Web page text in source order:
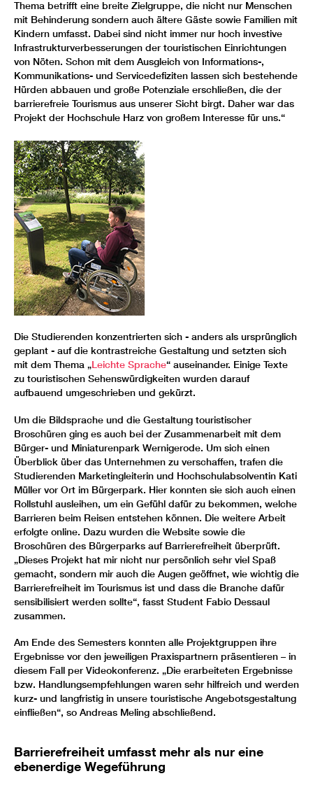
Thema betrifft eine breite Zielgruppe, die nicht nur Menschen
mit Behinderung sondern auch ältere Gäste sowie Familien mit
Kindern umfasst. Dabei sind nicht immer nur hoch investive
Infrastrukturverbesserungen der touristischen Einrichtungen
von Nöten. Schon mit dem Ausgleich von Informations-,
Kommunikations- und Servicedefiziten lassen sich bestehende
Hürden abbauen und große Potenziale erschließen, die der
barrierefreie Tourismus aus unserer Sicht birgt. Daher war das
Projekt der Hochschule Harz von großem Interesse für uns.“
Die Studierenden konzentrierten sich - anders als ursprünglich
geplant - auf die kontrastreiche Gestaltung und setzten sich
mit dem Thema „Leichte Sprache“ auseinander. Einige Texte
zu touristischen Sehenswürdigkeiten wurden darauf
aufbauend umgeschrieben und gekürzt.
Um die Bildsprache und die Gestaltung touristischer
Broschüren ging es auch bei der Zusammenarbeit mit dem
Bürger- und Miniaturenpark Wernigerode. Um sich einen
Überblick über das Unternehmen zu verschaffen, trafen die
Studierenden Marketingleiterin und Hochschulabsolventin Kati
Müller vor Ort im Bürgerpark. Hier konnten sie sich auch einen
Rollstuhl ausleihen, um ein Gefühl dafür zu bekommen, welche
Barrieren beim Reisen entstehen können. Die weitere Arbeit
erfolgte online. Dazu wurden die Website sowie die
Broschüren des Bürgerparks auf Barrierefreiheit überprüft.
„Dieses Projekt hat mir nicht nur persönlich sehr viel Spaß
gemacht, sondern mir auch die Augen geöffnet, wie wichtig die
Barrierefreiheit im Tourismus ist und dass die Branche dafür
sensibilisiert werden sollte“, fasst Student Fabio Dessaul
zusammen.
Am Ende des Semesters konnten alle Projektgruppen ihre
Ergebnisse vor den jeweiligen Praxispartnern präsentieren – in
diesem Fall per Videokonferenz. „Die erarbeiteten Ergebnisse
bzw. Handlungsempfehlungen waren sehr hilfreich und werden
kurz- und langfristig in unsere touristische Angebotsgestaltung
einfließen“, so Andreas Meling abschließend.
Barrierefreiheit umfasst mehr als nur eine
ebenerdige Wegeführung